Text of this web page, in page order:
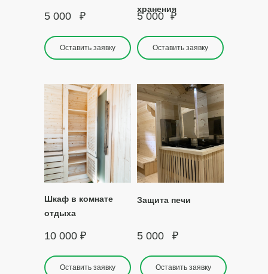
5 000 ₽
Оставить заявку
Шкаф в комнате
отдыха
10 000
хранения
₽
₽
5 000
Оставить заявку
Оставить заявку
Защита печи
5 000 ₽
Оставить заявку